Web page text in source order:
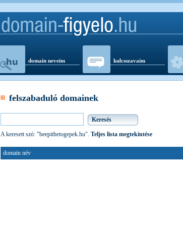
domain neveim kulcsszavaim
felszabaduló domainek
A keresett szó: "beepithetogepek.hu". Teljes lista megtekintése
domain név